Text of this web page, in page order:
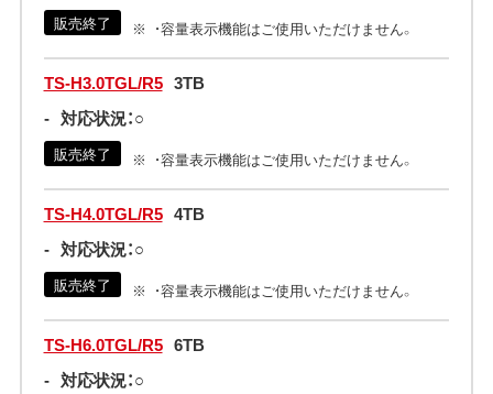
販売終了 ・容量表示機能はご使用いただけません。
TS-H3.0TGL/R5 3TB
- 対応状況：○
販売終了 ・容量表示機能はご使用いただけません。
TS-H4.0TGL/R5 4TB
- 対応状況：○
販売終了 ・容量表示機能はご使用いただけません。
TS-H6.0TGL/R5 6TB
- 対応状況：○